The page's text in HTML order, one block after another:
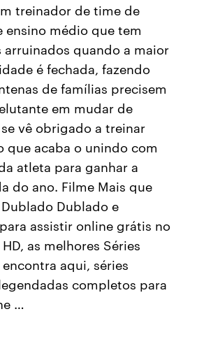
treinador de time de
ensino médio que tem
arruinados quando a maior
é fechada, fazendo
de famílias precisem
em mudar de
vê obrigado a treinar
que acaba o unindo com
atleta para ganhar a
do ano. Filme Mais que
Dublado e
assistir online grátis no
as melhores Séries
aqui, séries
completos para
…